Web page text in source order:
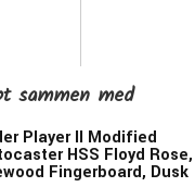
sammen med
Player II Modified
HSS Floyd Rose,
Fingerboard, Dusk